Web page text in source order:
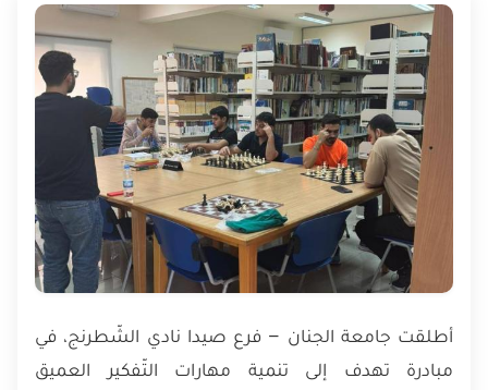
أطلقت جامعة الجنان – فرع صيدا نادي الشّطرنج، في
مبادرة تهدف إلى تنمية مهارات التّفكير العميق